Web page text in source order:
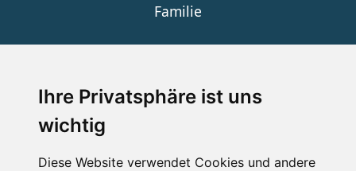
Ihre Privatsphäre ist uns
wichtig
Diese Website verwendet Cookies und andere
Familie
SERVICE
Datenschutz